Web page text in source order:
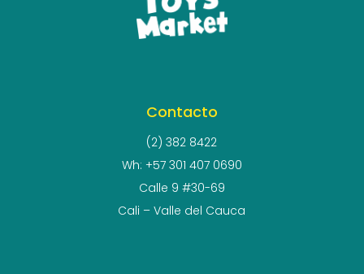
Contacto
(2) 382 8422
Wh: +57 301 407 0690
Calle 9 #30-69
Cali – Valle del Cauca